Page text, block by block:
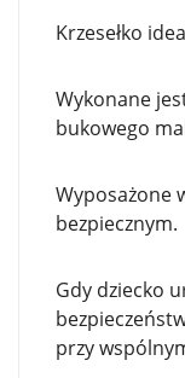
Krzesełko
Wykonane
bukowego
Wyposażone
bezpiecznym.
Gdy dziecko
przy